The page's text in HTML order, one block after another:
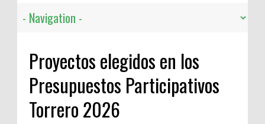
Proyectos elegidos en los
Presupuestos Participativos
Torrero 2026